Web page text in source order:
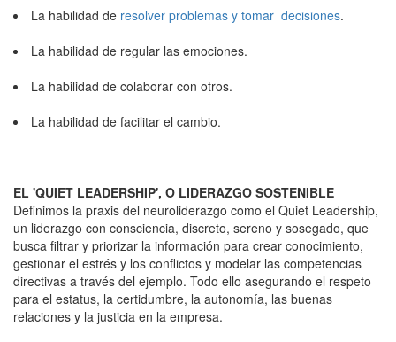
La habilidad de resolver problemas y tomar decisiones.
La habilidad de regular las emociones.
La habilidad de colaborar con otros.
La habilidad de facilitar el cambio.
EL 'QUIET LEADERSHIP', O LIDERAZGO SOSTENIBLE
Definimos la praxis del neuroliderazgo como el Quiet Leadership,
un liderazgo con consciencia, discreto, sereno y sosegado, que
busca filtrar y priorizar la información para crear conocimiento,
gestionar el estrés y los conflictos y modelar las competencias
directivas a través del ejemplo. Todo ello asegurando el respeto
para el estatus, la certidumbre, la autonomía, las buenas
relaciones y la justicia en la empresa.